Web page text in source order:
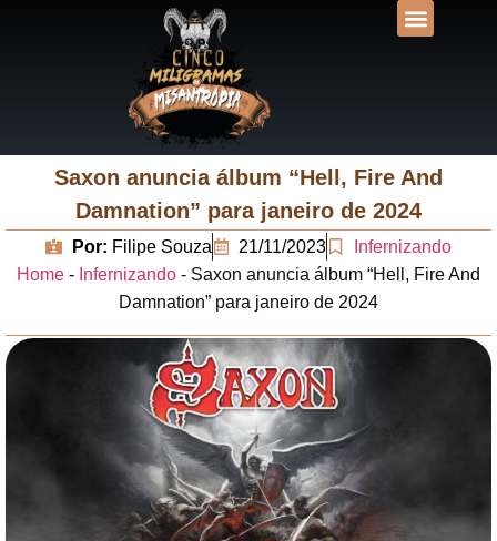
Saxon anuncia álbum “Hell, Fire And
Damnation” para janeiro de 2024
Por: Filipe Souza 21/11/2023
Infernizando
Home - Infernizando - Saxon anuncia álbum “Hell, Fire And
Damnation” para janeiro de 2024